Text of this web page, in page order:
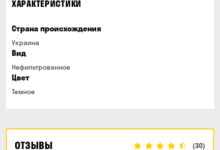
банковской картой на сайте
ХАРАКТЕРИСТИКИ
Страна происхождения
Украина
Вид
Нефильтрованное
Цвет
Темное
ОТЗЫВЫ (30)